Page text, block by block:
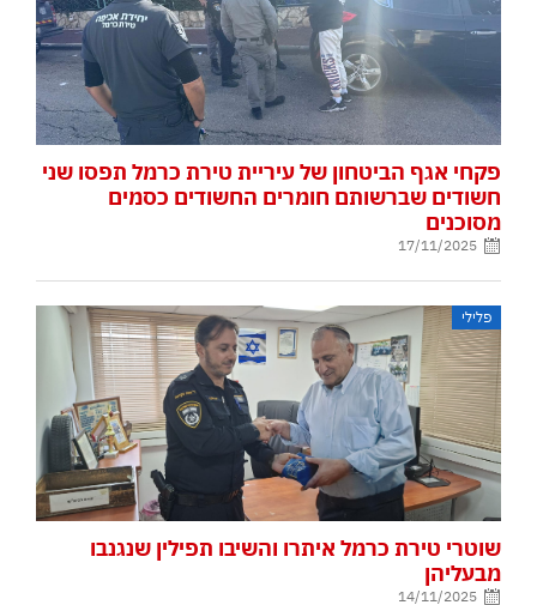
פקחי אגף הביטחון של עיריית טירת כרמל תפסו שני
חשודים שברשותם חומרים החשודים כסמים
מסוכנים
17/11/2025
פלילי
שוטרי טירת כרמל איתרו והשיבו תפילין שנגנבו
מבעליהן
14/11/2025